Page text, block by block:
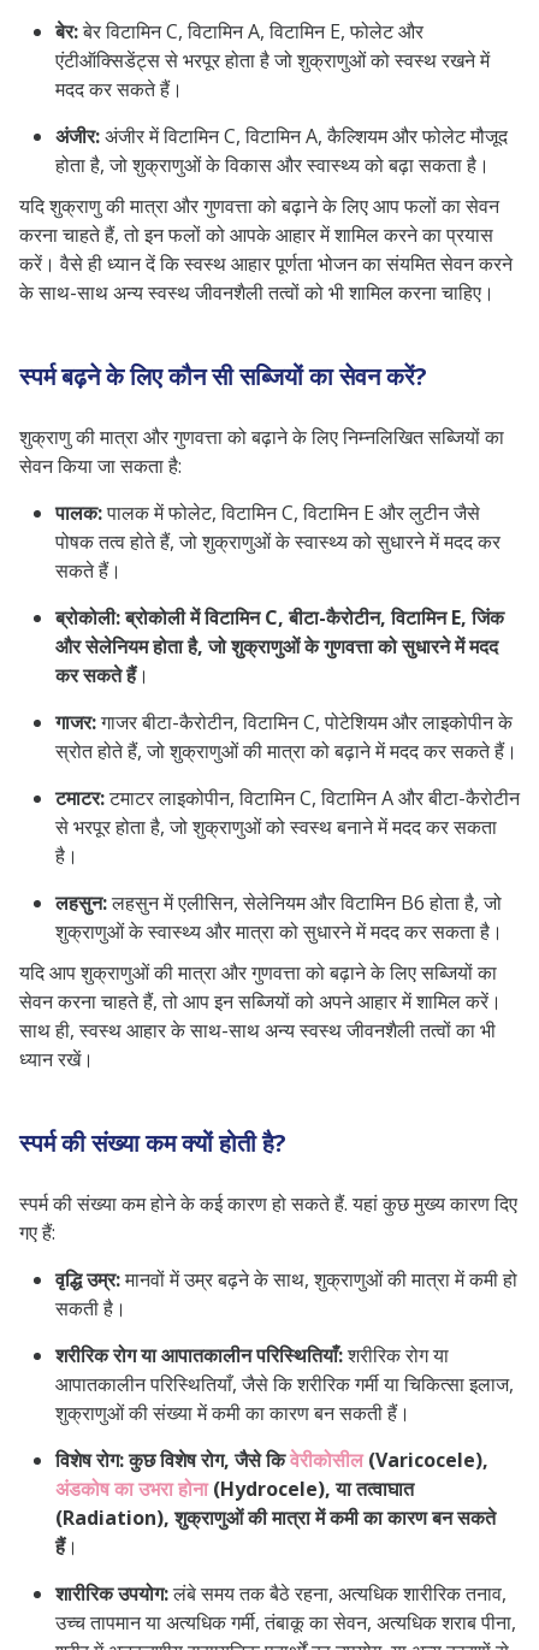
बेर:बेर विटामिन C, विटामिन A, विटामिन E, फोलेट और
एंटीऑक्सिडेंट्स से भरपूर होता है जो शुक्राणुओं को स्वस्थ रखने में
मदद कर सकते हैं।
अंजीर:अंजीर में विटामिन C, विटामिन A, कैल्शियम और फोलेट मौजूद
होता है, जो शुक्राणुओं के विकास और स्वास्थ्य को बढ़ा सकता है।
यदि शुक्राणु की मात्रा और गुणवत्ता को बढ़ाने के लिए आप फलों का सेवन
करना चाहते हैं, तो इन फलों को आपके आहार में शामिल करने का प्रयास
करें। वैसे ही ध्यान दें कि स्वस्थ आहार पूर्णता भोजन का संयमित सेवन करने
के साथ-साथ अन्य स्वस्थ जीवनशैली तत्वों को भी शामिल करना चाहिए।
स्पर्म बढ़ने के लिए कौन सी सब्जियों का सेवन करें?
शुक्राणु की मात्रा और गुणवत्ता को बढ़ाने के लिए निम्नलिखित सब्जियों का
सेवन किया जा सकता है:
पालक:पालक में फोलेट, विटामिन C, विटामिन E और लुटीन जैसे
पोषक तत्व होते हैं, जो शुक्राणुओं के स्वास्थ्य को सुधारने में मदद कर
सकते हैं।
ब्रोकोली:ब्रोकोली में विटामिन C, बीटा-कैरोटीन, विटामिन E, जिंक
और सेलेनियम होता है, जो शुक्राणुओं के गुणवत्ता को सुधारने में मदद
कर सकते हैं।
गाजर:गाजर बीटा-कैरोटीन, विटामिन C, पोटेशियम और लाइकोपीन के
स्रोत होते हैं, जो शुक्राणुओं की मात्रा को बढ़ाने में मदद कर सकते हैं।
टमाटर:टमाटर लाइकोपीन, विटामिन C, विटामिन A और बीटा-कैरोटीन
से भरपूर होता है, जो शुक्राणुओं को स्वस्थ बनाने में मदद कर सकता
है।
लहसुन:लहसुन में एलीसिन, सेलेनियम और विटामिन B6 होता है, जो
शुक्राणुओं के स्वास्थ्य और मात्रा को सुधारने में मदद कर सकता है।
यदि आप शुक्राणुओं की मात्रा और गुणवत्ता को बढ़ाने के लिए सब्जियों का
सेवन करना चाहते हैं, तो आप इन सब्जियों को अपने आहार में शामिल करें।
साथ ही, स्वस्थ आहार के साथ-साथ अन्य स्वस्थ जीवनशैली तत्वों का भी
ध्यान रखें।
स्पर्म की संख्या कम क्यों होती है?
स्पर्म की संख्या कम होने के कई कारण हो सकते हैं. यहां कुछ मुख्य कारण दिए
गए हैं:
वृद्धि उम्र:मानवों में उम्र बढ़ने के साथ, शुक्राणुओं की मात्रा में कमी हो
सकती है।
शरीरिक रोग या आपातकालीन परिस्थितियाँ:शरीरिक रोग या
आपातकालीन परिस्थितियाँ, जैसे कि शरीरिक गर्मी या चिकित्सा इलाज,
शुक्राणुओं की संख्या में कमी का कारण बन सकती हैं।
विशेष रोग:कुछ विशेष रोग, जैसे किवेरीकोसील(Varicocele),
अंडकोष का उभरा होना(Hydrocele), या तत्वाघात
(Radiation), शुक्राणुओं की मात्रा में कमी का कारण बन सकते
हैं।
शारीरिक उपयोग:लंबे समय तक बैठे रहना, अत्यधिक शारीरिक तनाव,
उच्च तापमान या अत्यधिक गर्मी, तंबाकू का सेवन, अत्यधिक शराब पीना,